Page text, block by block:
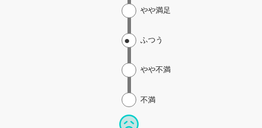
不満
やや不満
ふつう
やや満足